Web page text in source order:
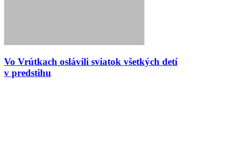
Vo Vrútkach oslávili sviatok všetkých detí
v predstihu